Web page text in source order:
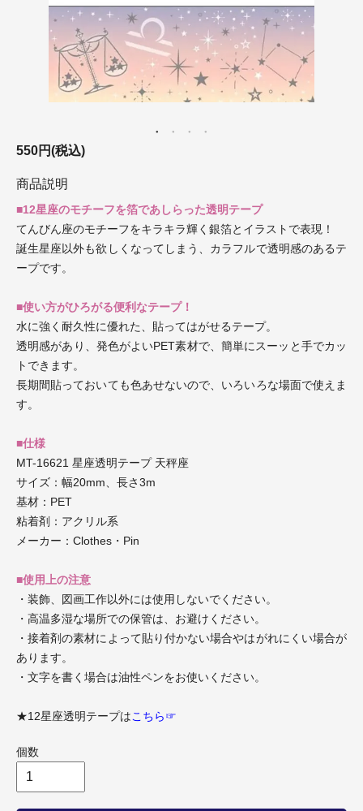
550円(税込)
商品説明
■12星座のモチーフを箔であしらった透明テープ
てんびん座のモチーフをキラキラ輝く銀箔とイラストで表現！
誕生星座以外も欲しくなってしまう、カラフルで透明感のあるテ
ープです。
■使い方がひろがる便利なテープ！
水に強く耐久性に優れた、貼ってはがせるテープ。
透明感があり、発色がよいPET素材で、簡単にスーッと手でカッ
トできます。
長期間貼っておいても色あせないので、いろいろな場面で使えま
す。
■仕様
MT-16621 星座透明テープ 天秤座
サイズ：幅20mm、長さ3m
基材：PET
粘着剤：アクリル系
メーカー：Clothes・Pin
■使用上の注意
・装飾、図画工作以外には使用しないでください。
・高温多湿な場所での保管は、お避けください。
・接着剤の素材によって貼り付かない場合やはがれにくい場合が
あります。
・文字を書く場合は油性ペンをお使いください。
★12星座透明テープはこちら☞
個数